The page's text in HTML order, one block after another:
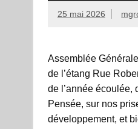
25 mai 2026
Assemblée
de l’étang Rue
de l’année écoulée,
Pensée, sur nos
développement, et